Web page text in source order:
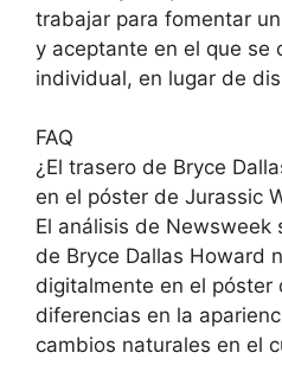
trabajar para fomentar
y aceptante en el que se
individual, en lugar de
FAQ
¿El trasero de Bryce
en el póster de Jurassic
El análisis de Newsweek
de Bryce Dallas Howard
digitalmente en el póster
diferencias en la
cambios naturales en el